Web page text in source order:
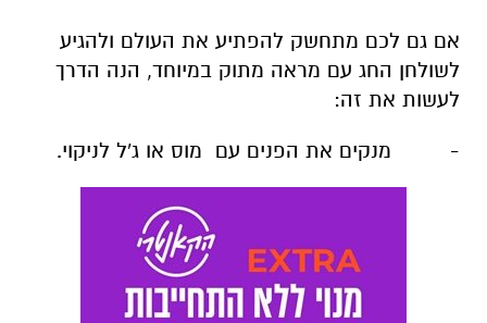
אם גם לכם מתחשק להפתיע את העולם ולהגיע
לשולחן החג עם מראה מתוק במיוחד, הנה הדרך
לעשות את זה:
- מנקים את הפנים עם מוס או ג'ל לניקוי.